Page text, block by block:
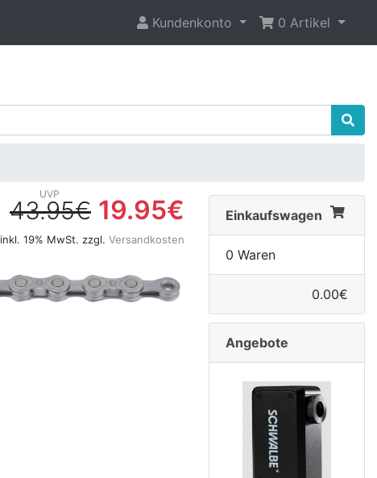
Kundenkonto 0 Artikel
43.95€ 19.95€
inkl. 19% MwSt. zzgl. Versandkosten
Einkaufswagen
0 Waren
0.00€
Angebote